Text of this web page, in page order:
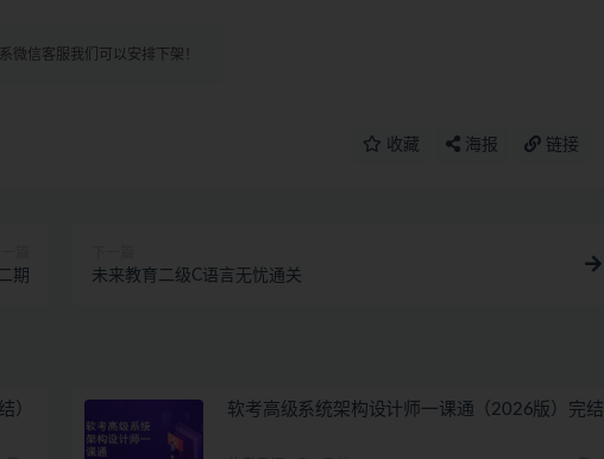
微信客服我们可以安排下架！
收藏 海报 链接
期 未来教育二级C语言无忧通关
） 软考高级系统架构设计师一课通（2026版）完结